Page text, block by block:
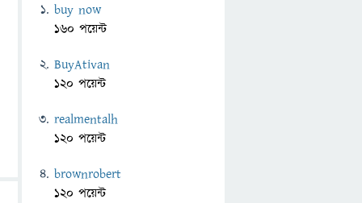
buy now
160 পয়েন্ট
BuyAtivan
120 পয়েন্ট
realmentalh
120 পয়েন্ট
brownrobert
120 পয়েন্ট